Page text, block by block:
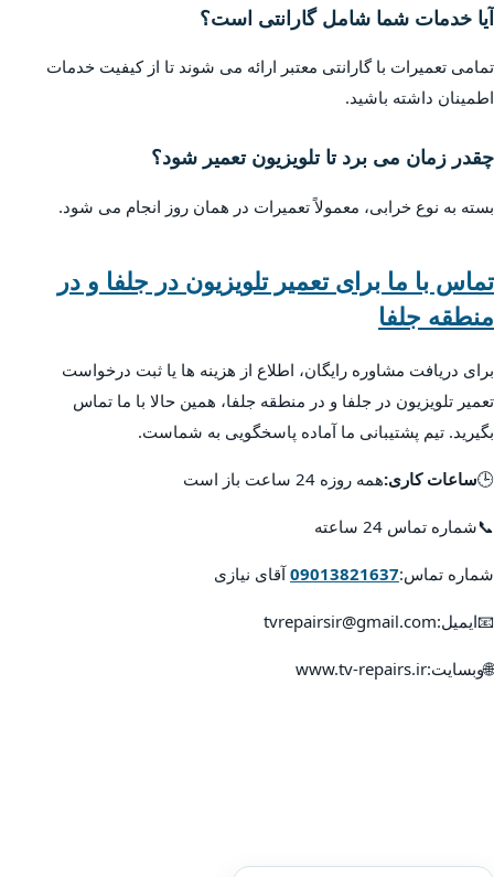
آیا خدمات شما شامل گارانتی است؟
تمامی تعمیرات با گارانتی معتبر ارائه می شوند تا از کیفیت خدمات
اطمینان داشته باشید.
چقدر زمان می برد تا تلویزیون تعمیر شود؟
بسته به نوع خرابی، معمولاً تعمیرات در همان روز انجام می شود.
تماس با ما برای تعمیر تلویزیون در جلفا و در
منطقه جلفا
برای دریافت مشاوره رایگان، اطلاع از هزینه ها یا ثبت درخواست
تعمیر تلویزیون در جلفا و در منطقه جلفا، همین حالا با ما تماس
بگیرید. تیم پشتیبانی ما آماده پاسخگویی به شماست.
🕒ساعات کاری:همه روزه 24 ساعت باز است
📞شماره تماس 24 ساعته
شماره تماس:09013821637آقای نیازی
📧ایمیل:tvrepairsir@gmail.com
🌐وبسایت:www.tv-repairs.ir